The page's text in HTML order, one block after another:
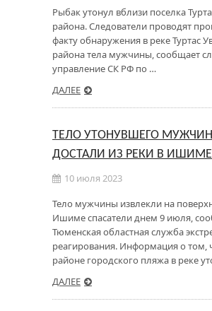
Рыбак утонул вблизи поселка
района. Следователи проводят
факту обнаружения в реке Туртас
района тела мужчины, сообщает
управление СК РФ по …
ДАЛЕЕ
ТЕЛО УТОНУВШЕГО
ДОСТАЛИ ИЗ РЕКИ В ИШИМЕ
10 июля 2023
Тело мужчины извлекли на
Ишиме спасатели днем 9 июля,
Тюменская областная служба
реагирования. Информация о том,
районе городского пляжа в реке
ДАЛЕЕ